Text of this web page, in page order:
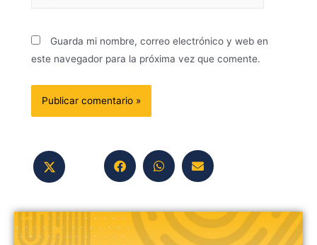
Guarda mi nombre, correo electrónico y web en
este navegador para la próxima vez que comente.